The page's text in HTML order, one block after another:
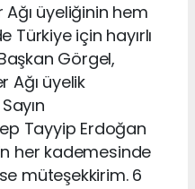
Ağı üyeliğinin hem
için hayırlı
Görgel,
Ağı üyelik
Tayyip Erdoğan
her kademesinde
müteşekkirim. 6